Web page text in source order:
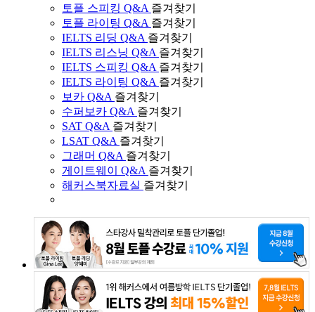
토플 스피킹 Q&A 즐겨찾기
토플 라이팅 Q&A 즐겨찾기
IELTS 리딩 Q&A 즐겨찾기
IELTS 리스닝 Q&A 즐겨찾기
IELTS 스피킹 Q&A 즐겨찾기
IELTS 라이팅 Q&A 즐겨찾기
보카 Q&A 즐겨찾기
수퍼보카 Q&A 즐겨찾기
SAT Q&A 즐겨찾기
LSAT Q&A 즐겨찾기
그래머 Q&A 즐겨찾기
게이트웨이 Q&A 즐겨찾기
해커스북자료실 즐겨찾기